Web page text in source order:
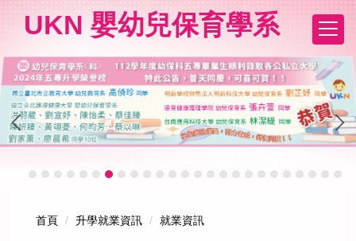
要
內
容
區
UKN 嬰幼兒保育學系
首頁 升學就業資訊 就業資訊